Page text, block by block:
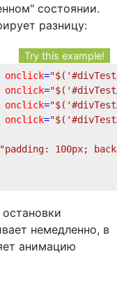
состоянии.
разницу:
Try this example!
onclick=
onclick=
onclick=
onclick=
"padding: 100px;
немедленно, в
анимацию